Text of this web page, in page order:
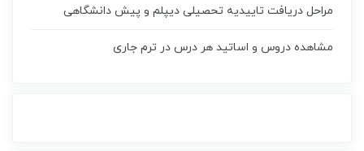
مراحل دریافت تاییدیه تحصیلی دیپلم و پیش دانشگاهی
مشاهده دروس و اساتید هر درس در ترم جاری